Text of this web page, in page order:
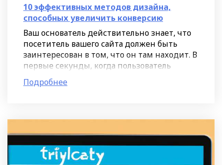
10 эффективных методов дизайна,
способных увеличить конверсию
Ваш основатель действительно знает, что
посетитель вашего сайта должен быть
заинтересован в том, что он там находит. В
первые секунды, когда пользователь
загружает вашу страницу, он должен
увидеть все нужные ему
Подробнее